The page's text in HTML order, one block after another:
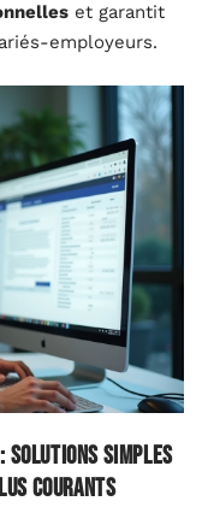
et garantit
employeurs.
solutions simples
courants